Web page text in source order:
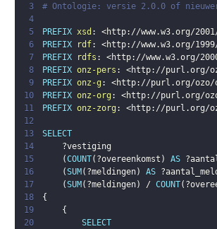
3
# Ontologie: versie 2.0.0 of
4
5
PREFIX xsd : <http://www.w3.org/2001/
6
PREFIX rdf: <http://www.w3.org/
7
PREFIX rdfs : <http://www.w3.org/
8
PREFIX onz-pers : <http://purl.org/
9
PREFIX onz-g : <http://purl.org/ozo/
10
PREFIX onz-org : <http://purl.org/
11
PREFIX onz-zorg : <http://purl.org/
12
13
SELECT
14
?vestiging
15
(COUNT( ?overeenkomst ) AS
16
(SUM ( ?meldingen) AS
17
(SUM ( ?meldingen) / COUNT(
18
{
19
{
20
SELECT